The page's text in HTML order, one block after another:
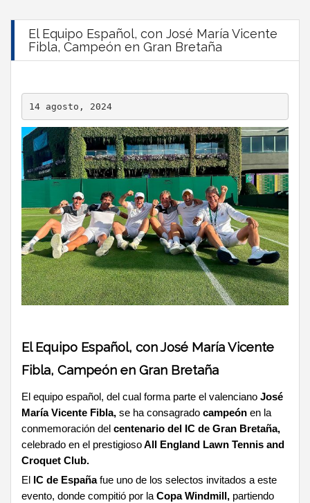
El Equipo Español, con José María Vicente
Fibla, Campeón en Gran Bretaña
14 agosto, 2024
El Equipo Español, con José María Vicente
Fibla, Campeón en Gran Bretaña
El equipo español, del cual forma parte el valenciano José
María Vicente Fibla, se ha consagrado campeón en la
conmemoración del centenario del IC de Gran Bretaña,
celebrado en el prestigiosoAll England Lawn Tennis and
Croquet Club.
El
IC de Españafue uno de los selectos invitados a este
evento, donde compitió por laCopa Windmill, partiendo